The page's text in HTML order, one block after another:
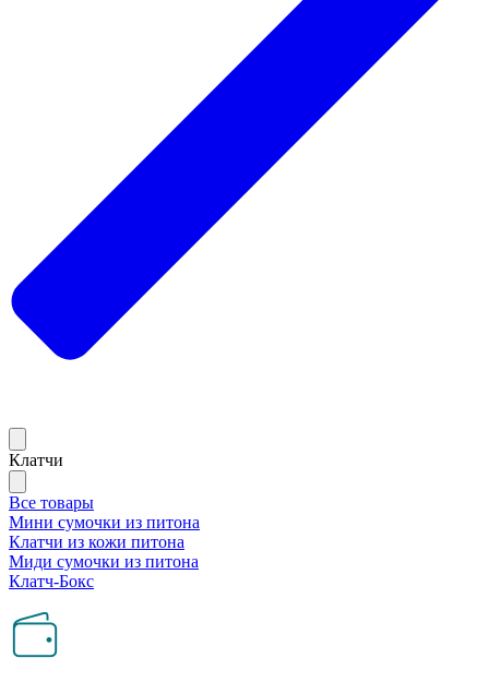
Клатчи
Все товары
Мини сумочки из питона
Клатчи из кожи питона
Миди сумочки из питона
Клатч-Бокс